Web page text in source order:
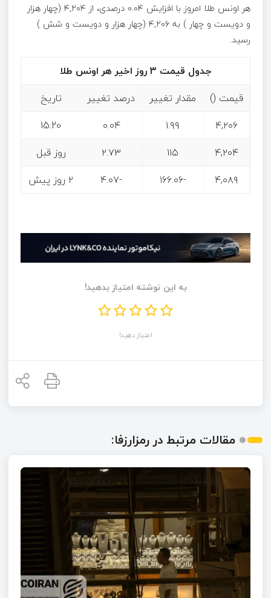
هر اونس طلا امروز با افزایش ۰.۰۴ درصدی، از ۴,۲۰۴ (چهار هزار
و دویست و چهار ) به ۴,۲۰۶ (چهار هزار و دویست و شش )
رسید.
جدول قیمت 3 روز اخیر هر اونس طلا
قیمت ()
مقدار تغییر درصد تغییر
تاریخ
۴,۲۰۶
۱.۹۹ ۰.۰۴
15:20
۴,۲۰۴
۱۱۵ ۲.۷۳
روز قبل
۴,۰۸۹
-۱۶۶.۰۶ -۴.۰۷ ۲ روز پیش
به این نوشته امتیاز بدهید!
امتیاز دهید!
مقالات مرتبط در رمزارزفا: